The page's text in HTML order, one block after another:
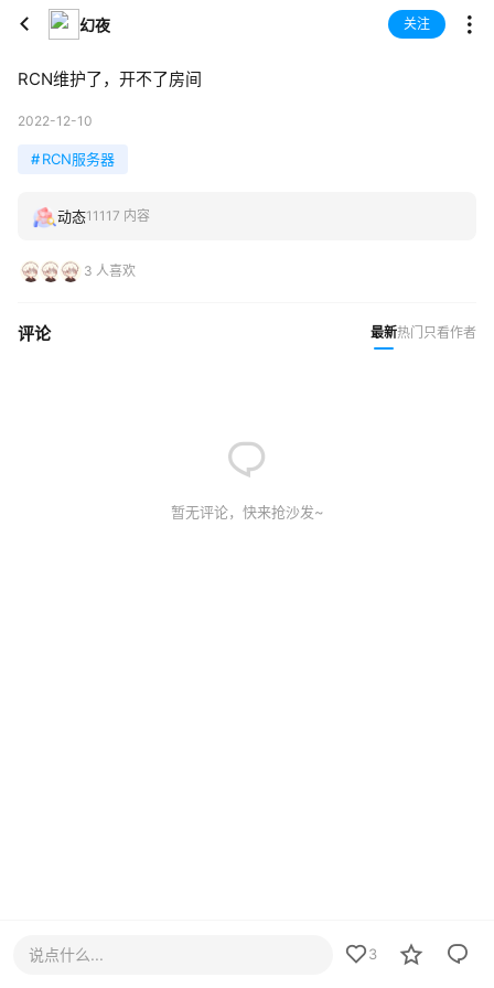
幻夜 关注
RCN维护了，开不了房间
2022-12-10
#RCN服务器
动态11117 内容
3 人喜欢
评论 最新热门 只看作者
暂无评论，快来抢沙发~
说点什么... 3